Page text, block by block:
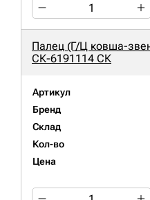
Палец (Г/Ц ковша-
СК-6191114 СК
Артикул
Бренд
Склад
Кол-во
Цена